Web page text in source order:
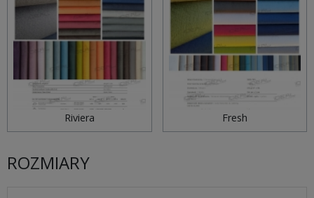
Riviera Fresh
ROZMIARY